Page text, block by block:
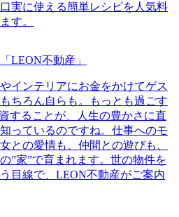
実に使える簡単レシピを人気料
す。
LEON不動産」
インテリアにお金をかけてゲス
ちろん自らも。もっとも過ごす
することが、人生の豊かさに直
っているのですね。仕事へのモ
との愛情も、仲間との遊びも、
”家”で育まれます。世の物件を
目線で、LEON不動産がご案内